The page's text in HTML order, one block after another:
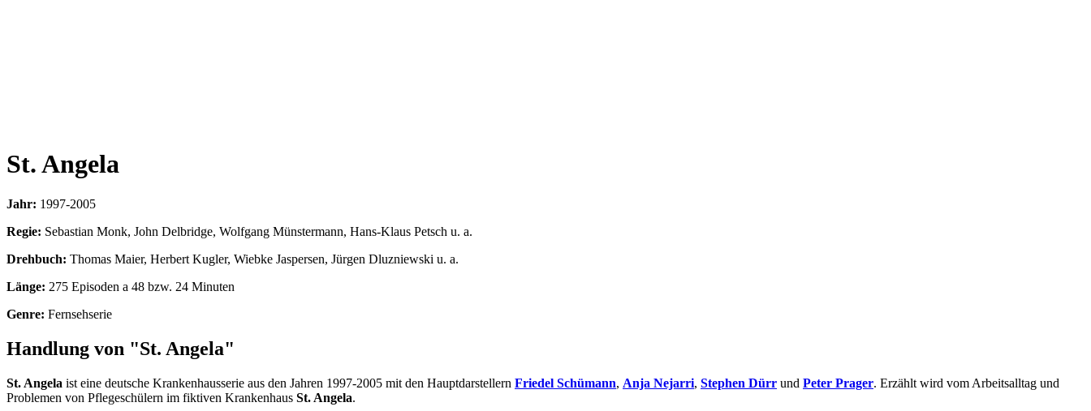
St. Angela
Jahr: 1997-2005
Regie: Sebastian Monk, John Delbridge, Wolfgang Münstermann, Hans-Klaus Petsch u. a.
Drehbuch: Thomas Maier, Herbert Kugler, Wiebke Jaspersen, Jürgen Dluzniewski u. a.
Länge: 275 Episoden a 48 bzw. 24 Minuten
Genre: Fernsehserie
Handlung von "St. Angela"
St. Angela ist eine deutsche Krankenhausserie aus den Jahren 1997-2005 mit den Hauptdarstellern Friedel Schümann, Anja Nejarri, Stephen Dürr und Peter Prager. Erzählt wird vom Arbeitsalltag und
Problemen von Pflegeschülern im fiktiven Krankenhaus St. Angela.